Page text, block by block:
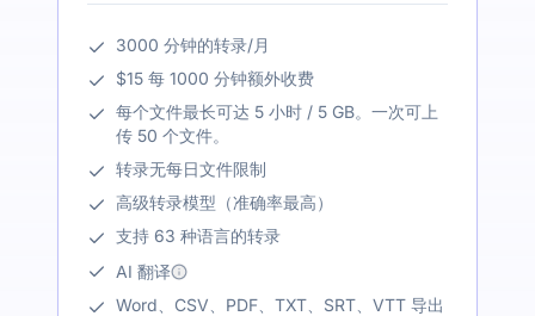
3000 分钟的转录/月
$15 每 1000 分钟额外收费
每个文件最长可达 5 小时 / 5 GB。一次可上
传 50 个文件。
转录无每日文件限制
高级转录模型（准确率最高）
支持 63 种语言的转录
AI 翻译
Word、CSV、PDF、TXT、SRT、VTT 导出